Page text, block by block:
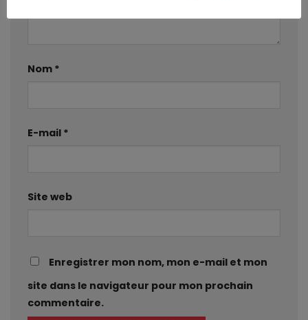
Nom *
E-mail *
Site web
Enregistrer mon nom, mon e-mail et mon
site dans le navigateur pour mon prochain
commentaire.